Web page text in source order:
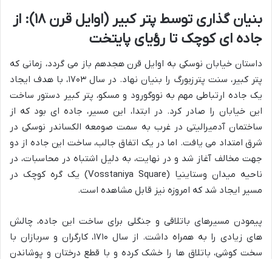
بنیان گذاری توسط پتر کبیر (اوایل قرن ۱۸): از
جاده ای کوچک تا رؤیای پایتخت
داستان خیابان نوسکی به اوایل قرن هجدهم باز می گردد، زمانی که
پتر کبیر، سنت پترزبورگ را بنیان نهاد. در سال ۱۷۰۳، با هدف ایجاد
یک جاده ارتباطی مهم به نووگورود و مسکو، پتر کبیر دستور ساخت
این خیابان را صادر کرد. در ابتدا، این مسیر، جاده ای بود که از
ساختمان آدمیرالیتی در غرب به سمت صومعه الکساندر نوسکی در
شرق امتداد می یافت. اما در یک اتفاق جالب، ساخت این جاده از دو
جهت مخالف آغاز شد و در نهایت، به دلیل اشتباه در محاسبات، در
ناحیه میدان وستاینیا (Vosstaniya Square) یک گره کوچک در
مسیر ایجاد شد که امروزه نیز قابل مشاهده است.
پیمودن مسیرهای باتلاقی و جنگلی برای ساخت این جاده، چالش
های زیادی را به همراه داشت. از سال ۱۷۱۰، کارگران و سربازان با
سخت کوشی، باتلاق ها را خشک کرده و با قطع درختان و پوشاندن